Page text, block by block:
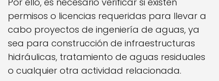
permisos o licencias requeridas para llevar a
cabo proyectos de ingeniería de aguas, ya
sea para construcción de infraestructuras
hidráulicas, tratamiento de aguas residuales
o cualquier otra actividad relacionada.